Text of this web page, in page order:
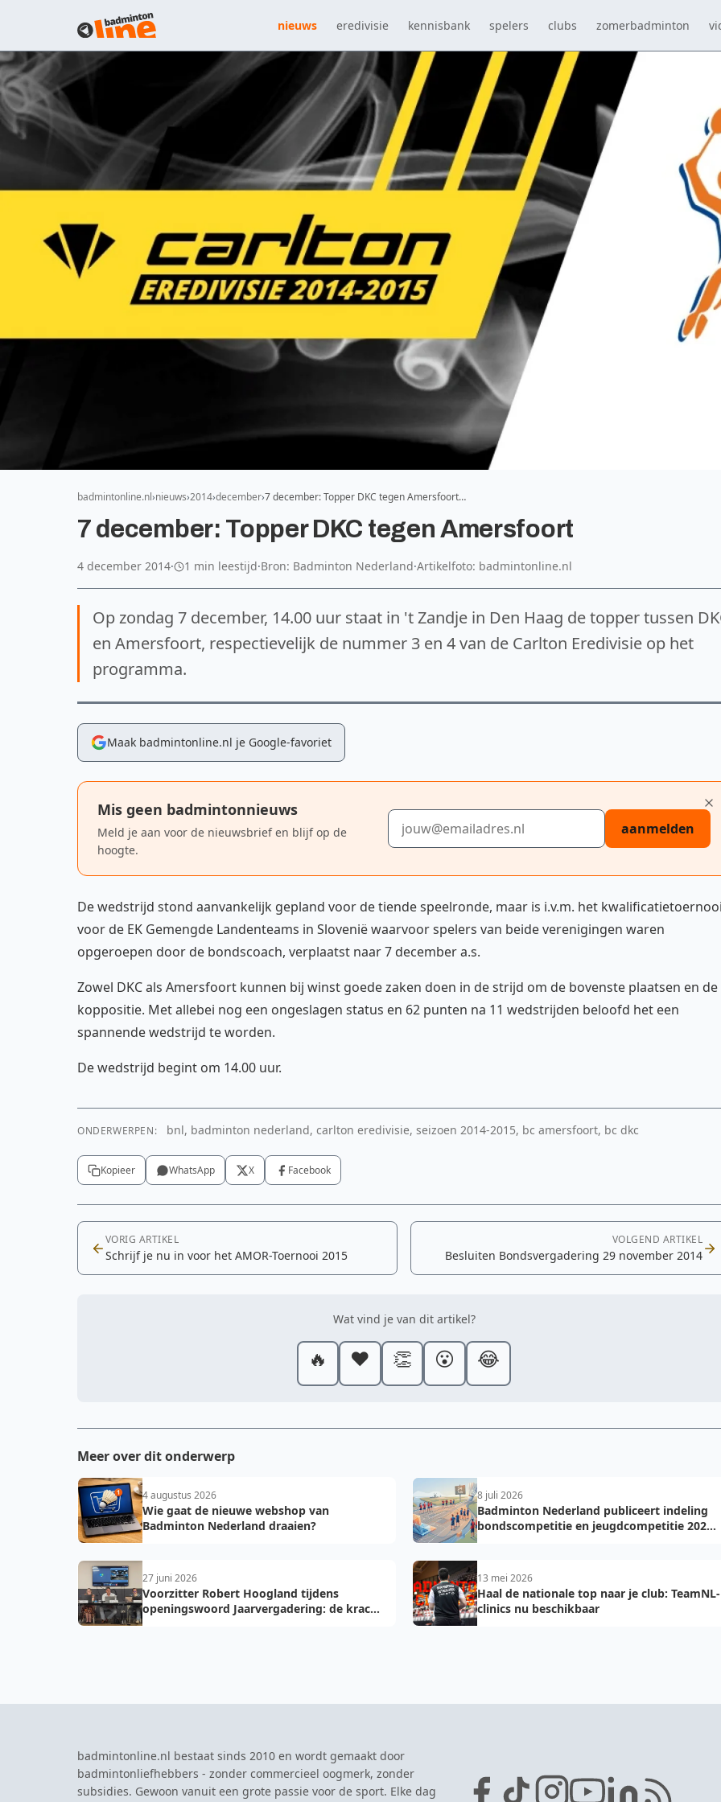
nieuws eredivisie kennisbank spelers clubs zomerbadminton
badmintonline.nl nieuws 2014 december 7 december: Topper DKC tegen Amersfoort…
7 december: Topper DKC tegen Amersfoort
4 december 2014· 1 min leestijd·Bron: Badminton Nederland·Artikelfoto: badmintonline.nl
Op zondag 7 december, 14.00 uur staat in 't Zandje in Den Haag de topper tussen
en Amersfoort, respectievelijk de nummer 3 en 4 van de Carlton Eredivisie op het
programma.
Maak badmintonline.nl je Google-favoriet
Mis geen badmintonnieuws
Meld je aan voor de nieuwsbrief en blijf op de
hoogte.
E-mailadres
aanmelden
De wedstrijd stond aanvankelijk gepland voor de tiende speelronde, maar is i.v.m. het
voor de EK Gemengde Landenteams in Slovenië waarvoor spelers van beide verenigingen waren
opgeroepen door de bondscoach, verplaatst naar 7 december a.s.
Zowel DKC als Amersfoort kunnen bij winst goede zaken doen in de strijd om de bovenste plaatsen en de
koppositie. Met allebei nog een ongeslagen status en 62 punten na 11 wedstrijden beloofd het een
spannende wedstrijd te worden.
De wedstrijd begint om 14.00 uur.
ONDERWERPEN: bnl, badminton nederland, carlton eredivisie, seizoen 2014-2015, bc amersfoort, bc dkc
Kopieer WhatsApp X Facebook
VORIG ARTIKEL
Schrijf je nu in voor het AMOR-Toernooi 2015
VOLGEND ARTIKEL
Besluiten Bondsvergadering 29 november 2014
Wat vind je van dit artikel?
🔥 ❤️ 👏 😮 😂
Meer over dit onderwerp
4 augustus 2026
Wie gaat de nieuwe webshop van
Badminton Nederland draaien?
8 juli 2026
Badminton Nederland publiceert indeling
bondscompetitie en jeugdcompetitie 2026-
27 juni 2026
Voorzitter Robert Hoogland tijdens
openingswoord Jaarvergadering: de kracht
13 mei 2026
Haal de nationale top naar je club: TeamNL-
clinics nu beschikbaar
badmintonline.nl bestaat sinds 2010 en wordt gemaakt door
badmintonliefhebbers - zonder commercieel oogmerk, zonder
subsidies. Gewoon vanuit een grote passie voor de sport. Elke dag